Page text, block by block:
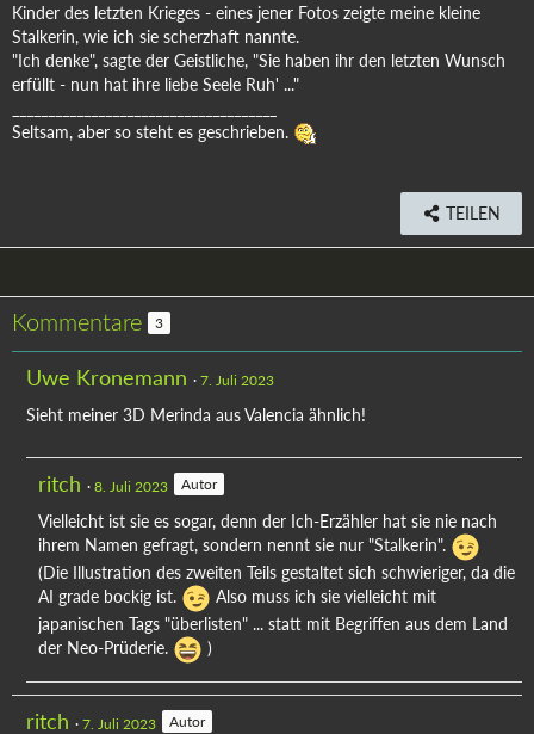
Kinder des letzten Krieges - eines jener Fotos zeigte meine kleine
Stalkerin, wie ich sie scherzhaft nannte.
"Ich denke", sagte der Geistliche, "Sie haben ihr den letzten Wunsch
erfüllt - nun hat ihre liebe Seele Ruh' ..."
Seltsam, aber so steht es geschrieben.
TEILEN
Kommentare 3
Uwe Kronemann 7. Juli 2023
Sieht meiner 3D Merinda aus Valencia ähnlich!
ritch 8. Juli 2023 Autor
Vielleicht ist sie es sogar, denn der Ich-Erzähler hat sie nie nach
ihrem Namen gefragt, sondern nennt sie nur "Stalkerin".
(Die Illustration des zweiten Teils gestaltet sich schwieriger, da die
AI grade bockig ist.
Also muss ich sie vielleicht mit
japanischen Tags "überlisten" ... statt mit Begriffen aus dem Land
der Neo-Prüderie.
)
ritch 7. Juli 2023 Autor